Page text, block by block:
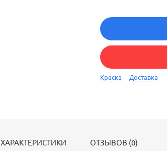
Краска Доставка
ХАРАКТЕРИСТИКИ ОТЗЫВОВ (0)